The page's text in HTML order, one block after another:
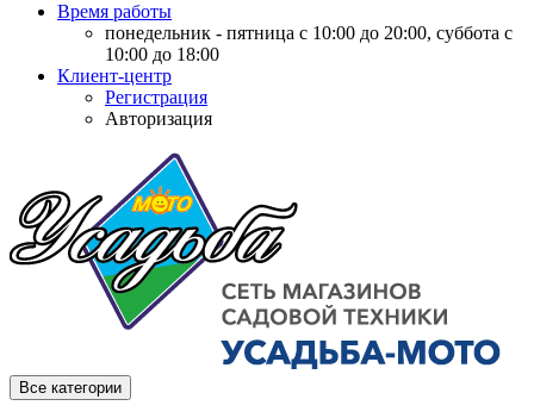
Время работы
понедельник - пятница с 10:00 до 20:00, суббота с
10:00 до 18:00
Клиент-центр
Регистрация
Авторизация
Все категории